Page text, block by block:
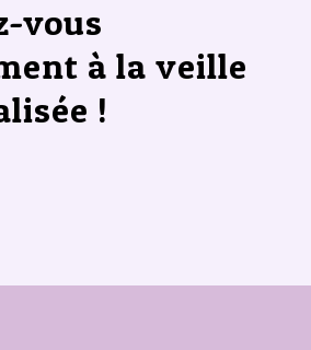
vous
à la veille
!